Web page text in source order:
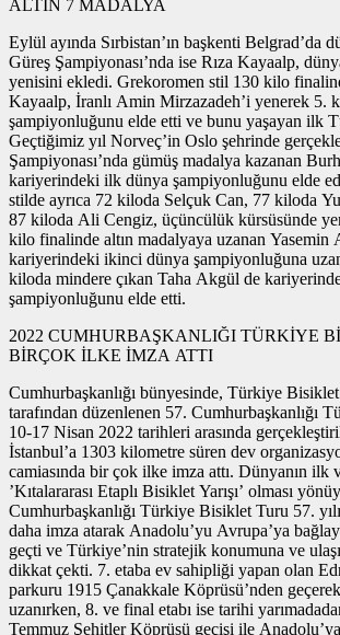
ALTIN 7 MADALYA
Eylül ayında Sırbistan’ın başkenti Belgrad’da
Güreş Şampiyonası’nda ise Rıza Kayaalp,
yenisini ekledi. Grekoromen stil 130 kilo
Kayaalp, İranlı Amin Mirzazadeh’i yenerek 5.
şampiyonluğunu elde etti ve bunu yaşayan ilk
Geçtiğimiz yıl Norveç’in Oslo şehrinde
Şampiyonası’nda gümüş madalya kazanan
kariyerindeki ilk dünya şampiyonluğunu elde
stilde ayrıca 72 kiloda Selçuk Can, 77 kiloda
87 kiloda Ali Cengiz, üçüncülük kürsüsünde
kilo finalinde altın madalyaya uzanan Yasemin
kariyerindeki ikinci dünya şampiyonluğuna
kiloda mindere çıkan Taha Akgül de
şampiyonluğunu elde etti.
2022 CUMHURBAŞKANLIĞI TÜRKİYE
BİRÇOK İLKE İMZA ATTI
Cumhurbaşkanlığı bünyesinde, Türkiye
tarafından düzenlenen 57. Cumhurbaşkanlığı
10-17 Nisan 2022 tarihleri arasında
İstanbul’a 1303 kilometre süren dev
camiasında bir çok ilke imza attı. Dünyanın ilk
’Kıtalararası Etaplı Bisiklet Yarışı’ olması
Cumhurbaşkanlığı Türkiye Bisiklet Turu 57.
daha imza atarak Anadolu’yu Avrupa’ya
geçti ve Türkiye’nin stratejik konumuna ve
dikkat çekti. 7. etaba ev sahipliği yapan olan
parkuru 1915 Çanakkale Köprüsü’nden
uzanırken, 8. ve final etabı ise tarihi
Temmuz Şehitler Köprüsü geçişi ile